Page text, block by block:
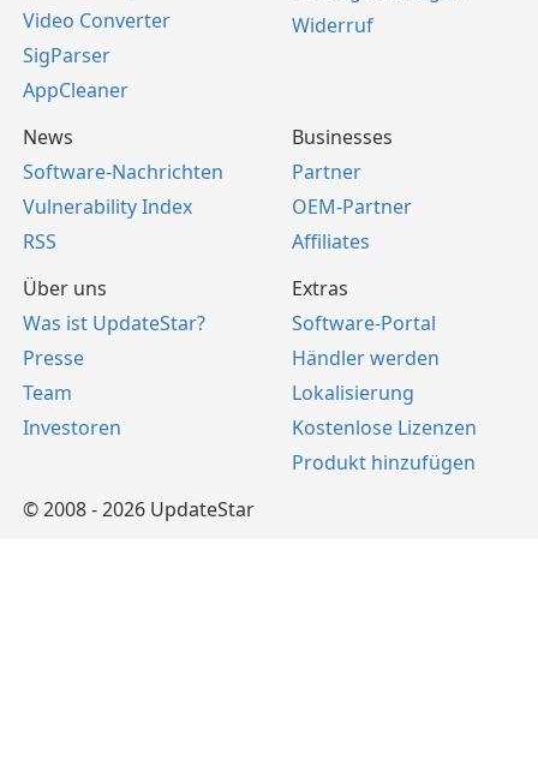
Video Converter
SigParser
AppCleaner
Widerruf
News
Software-Nachrichten
Vulnerability Index
RSS
Businesses
Partner
OEM-Partner
Affiliates
Über uns
Was ist UpdateStar?
Presse
Team
Investoren
Extras
Software-Portal
Händler werden
Lokalisierung
Kostenlose Lizenzen
Produkt hinzufügen
© 2008 - 2026 UpdateStar